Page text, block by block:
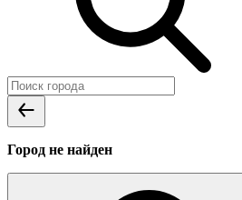
Город не найден